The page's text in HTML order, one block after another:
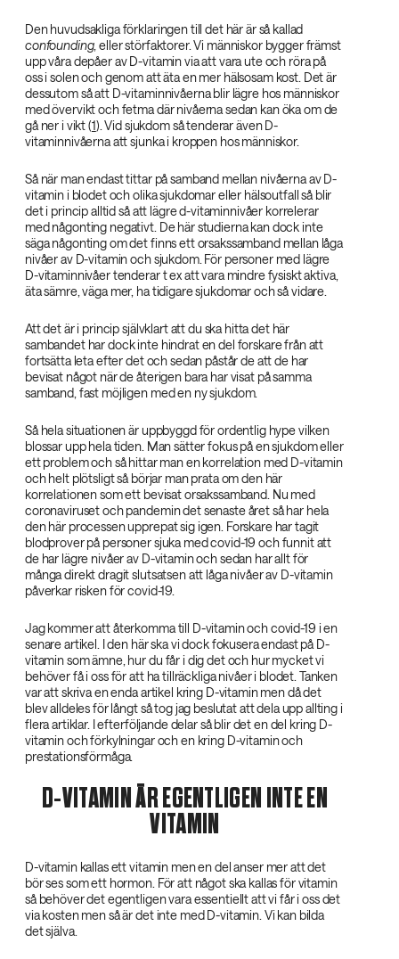
Den huvudsakliga förklaringen till det här är så kallad
confounding, eller störfaktorer. Vi människor bygger främst
upp våra depåer av D-vitamin via att vara ute och röra på
oss i solen och genom att äta en mer hälsosam kost. Det är
dessutom så att D-vitaminnivåerna blir lägre hos människor
med övervikt och fetma där nivåerna sedan kan öka om de
gå ner i vikt (1). Vid sjukdom så tenderar även D-
vitaminnivåerna att sjunka i kroppen hos människor.
Så när man endast tittar på samband mellan nivåerna av D-
vitamin i blodet och olika sjukdomar eller hälsoutfall så blir
det i princip alltid så att lägre d-vitaminnivåer korrelerar
med någonting negativt. De här studierna kan dock inte
säga någonting om det finns ett orsakssamband mellan låga
nivåer av D-vitamin och sjukdom. För personer med lägre
D-vitaminnivåer tenderar t ex att vara mindre fysiskt aktiva,
äta sämre, väga mer, ha tidigare sjukdomar och så vidare.
Att det är i princip självklart att du ska hitta det här
sambandet har dock inte hindrat en del forskare från att
fortsätta leta efter det och sedan påstår de att de har
bevisat något när de återigen bara har visat på samma
samband, fast möjligen med en ny sjukdom.
Så hela situationen är uppbyggd för ordentlig hype vilken
blossar upp hela tiden. Man sätter fokus på en sjukdom eller
ett problem och så hittar man en korrelation med D-vitamin
och helt plötsligt så börjar man prata om den här
korrelationen som ett bevisat orsakssamband. Nu med
coronaviruset och pandemin det senaste året så har hela
den här processen upprepat sig igen. Forskare har tagit
blodprover på personer sjuka med covid-19 och funnit att
de har lägre nivåer av D-vitamin och sedan har allt för
många direkt dragit slutsatsen att låga nivåer av D-vitamin
påverkar risken för covid-19.
Jag kommer att återkomma till D-vitamin och covid-19 i en
senare artikel. I den här ska vi dock fokusera endast på D-
vitamin som ämne, hur du får i dig det och hur mycket vi
behöver få i oss för att ha tillräckliga nivåer i blodet. Tanken
var att skriva en enda artikel kring D-vitamin men då det
blev alldeles för långt så tog jag beslutat att dela upp allting i
flera artiklar. I efterföljande delar så blir det en del kring D-
vitamin och förkylningar och en kring D-vitamin och
prestationsförmåga.
D-VITAMIN ÄR EGENTLIGEN INTE EN
VITAMIN
D-vitamin kallas ett vitamin men en del anser mer att det
bör ses som ett hormon. För att något ska kallas för vitamin
så behöver det egentligen vara essentiellt att vi får i oss det
via kosten men så är det inte med D-vitamin. Vi kan bilda
det själva.